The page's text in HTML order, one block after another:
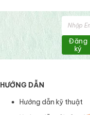
Đăng
ký
HƯỚNG DẪN
Hướng dẫn kỹ thuật